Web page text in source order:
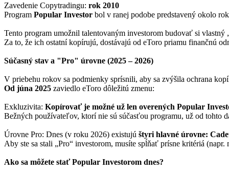
Zavedenie Copytradingu: rok 2010
Program Popular Investor bol v ranej podobe predstavený okolo
Tento program umožnil talentovaným investorom budovať si vlastný
Za to, že ich ostatní kopírujú, dostávajú od eToro priamu finančnú
Súčasný stav a "Pro" úrovne (2025 – 2026)
V priebehu rokov sa podmienky sprísnili, aby sa zvýšila ochrana
Od júna 2025 zaviedlo eToro dôležitú zmenu:
Exkluzivita: Kopírovať je možné už len overených Popular
Bežných používateľov, ktorí nie sú súčasťou programu, už od tohto
Úrovne Pro: Dnes (v roku 2026) existujú štyri hlavné úrovne:
Aby ste sa stali „Pro“ investorom, musíte spĺňať prísne kritériá
Ako sa môžete stať Popular Investorom dnes?